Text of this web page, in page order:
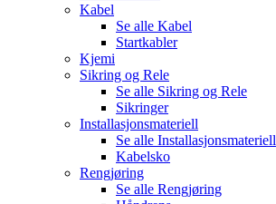
Kabel
Se alle Kabel
Startkabler
Kjemi
Sikring og Rele
Se alle Sikring og Rele
Sikringer
Installasjonsmateriell
Se alle Installasjonsmateriell
Kabelsko
Rengjøring
Se alle Rengjøring